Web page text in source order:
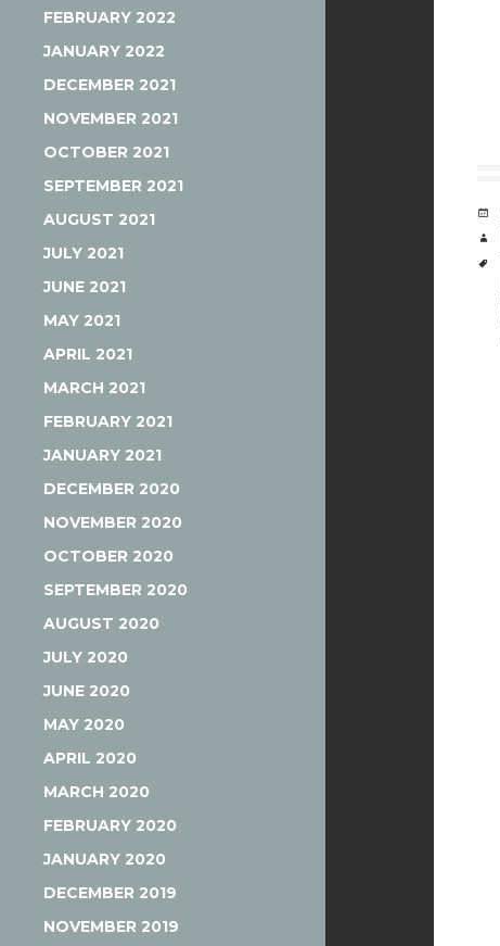
FEBRUARY 2022
JANUARY 2022
DECEMBER 2021
NOVEMBER 2021
OCTOBER 2021
SEPTEMBER 2021
AUGUST 2021
JULY 2021
JUNE 2021
MAY 2021
APRIL 2021
MARCH 2021
FEBRUARY 2021
JANUARY 2021
DECEMBER 2020
NOVEMBER 2020
OCTOBER 2020
SEPTEMBER 2020
AUGUST 2020
JULY 2020
JUNE 2020
MAY 2020
APRIL 2020
MARCH 2020
FEBRUARY 2020
JANUARY 2020
DECEMBER 2019
NOVEMBER 2019